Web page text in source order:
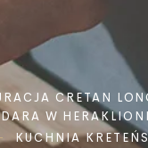
CRETAN
W
KUCHNIA